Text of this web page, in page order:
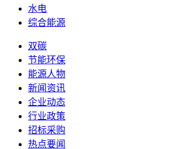
水电
综合能源
双碳
节能环保
能源人物
新闻资讯
企业动态
行业政策
招标采购
热点要闻